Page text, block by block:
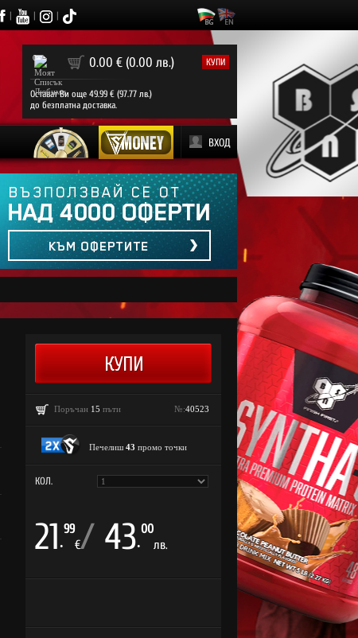
| | |
0 0.00 € (0.00 лв.) КУПИ
Остават Ви още 49.99 € (97.77 лв.)
до безплатна доставка.
ВХОД
Поръчан 15 пъти №:40523
Печелиш 43 промо точки
КОЛ.
21.
99
€/ 43.
00
лв.